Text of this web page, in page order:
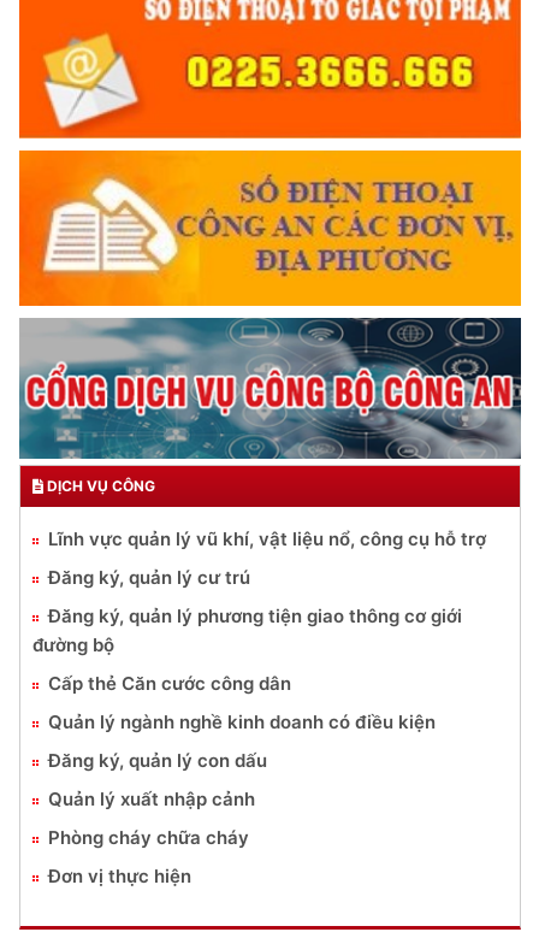
DỊCH VỤ CÔNG
Lĩnh vực quản lý vũ khí, vật liệu nổ, công cụ hỗ trợ
Đăng ký, quản lý cư trú
Đăng ký, quản lý phương tiện giao thông cơ giới
đường bộ
Cấp thẻ Căn cước công dân
Quản lý ngành nghề kinh doanh có điều kiện
Đăng ký, quản lý con dấu
Quản lý xuất nhập cảnh
Phòng cháy chữa cháy
Đơn vị thực hiện